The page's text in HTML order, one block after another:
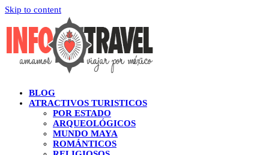
Skip to content
BLOG
ATRACTIVOS TURISTICOS
POR ESTADO
ARQUEOLÓGICOS
MUNDO MAYA
ROMÁNTICOS